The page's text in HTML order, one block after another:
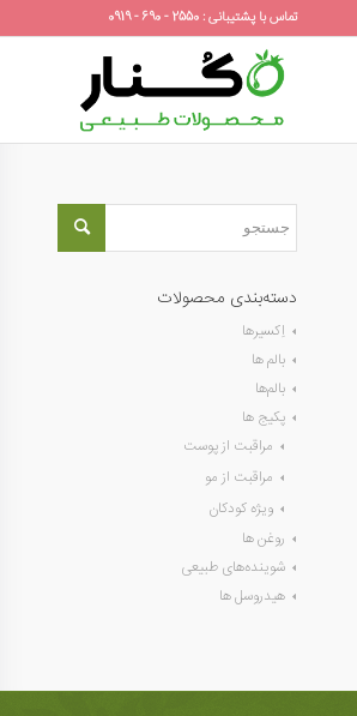
تماس با پشتیبانی : 2550 - 690 - 0919
دسته‌بندی محصولات
اِکسیرها
بالم ها
بالم‌ها
پکیج ها
مراقبت از پوست
مراقبت از مو
ویژه کودکان
روغن ها
شوینده‌های طبیعی
هیدروسل ها